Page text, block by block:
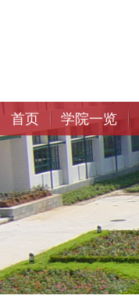
首页 学院一览